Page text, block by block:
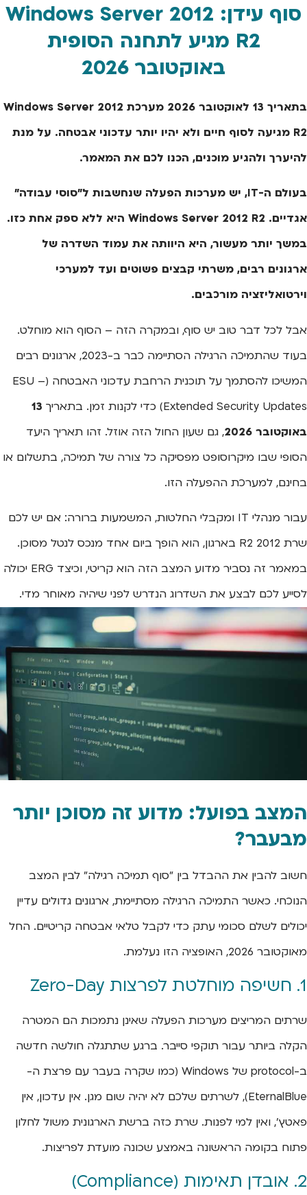
סוף עידן: Windows Server 2012
R2 מגיע לתחנה הסופית
באוקטובר 2026
בתאריך 13 לאוקטובר 2026 מערכת Windows Server 2012
R2 מגיעה לסוף חיים ולא יהיו יותר עדכוני אבטחה. על מנת
להיערך ולהגיע מוכנים, הכנו לכם את המאמר.
בעולם ה-IT, יש מערכות הפעלה שנחשבות ל"סוסי עבודה"
אגדיים. Windows Server 2012 R2 היא ללא ספק אחת כזו.
במשך יותר מעשור, היא היוותה את עמוד השדרה של
ארגונים רבים, משרתי קבצים פשוטים ועד למערכי
וירטואליזציה מורכבים.
אבל לכל דבר טוב יש סוף, ובמקרה הזה – הסוף הוא מוחלט.
בעוד שהתמיכה הרגילה הסתיימה כבר ב-2023, ארגונים רבים
המשיכו להסתמך על תוכנית הרחבת עדכוני האבטחה (ESU –
Extended Security Updates) כדי לקנות זמן. בתאריך
13
באוקטובר 2026
, גם שעון החול הזה אוזל. זהו תאריך היעד
הסופי שבו מיקרוסופט מפסיקה כל צורה של תמיכה, בתשלום או
בחינם, למערכת ההפעלה הזו.
עבור מנהלי IT ומקבלי החלטות, המשמעות ברורה: אם יש לכם
שרת 2012 R2 בארגון, הוא הופך ביום אחד מנכס לנטל מסוכן.
במאמר זה נסביר מדוע המצב הזה הוא קריטי, וכיצד ERG יכולה
לסייע לכם לבצע את השדרוג הנדרש לפני שיהיה מאוחר מדי.
המצב בפועל: מדוע זה מסוכן יותר
מבעבר?
חשוב להבין את ההבדל בין "סוף תמיכה רגילה" לבין המצב
הנוכחי. כאשר התמיכה הרגילה מסתיימת, ארגונים גדולים עדיין
יכולים לשלם סכומי עתק כדי לקבל טלאי אבטחה קריטיים. החל
מאוקטובר 2026, האופציה הזו נעלמת.
1. חשיפה מוחלטת לפרצות Zero-Day
שרתים המריצים מערכות הפעלה שאינן נתמכות הם המטרה
הקלה ביותר עבור תוקפי סייבר. ברגע שתתגלה חולשה חדשה
ב-protocol של Windows (כמו שקרה בעבר עם פרצת ה-
EternalBlue), לשרתים שלכם לא יהיה שום מגן. אין עדכון, אין
פאטץ', ואין למי לפנות. שרת כזה ברשת הארגונית משול לחלון
פתוח בקומה הראשונה באמצע שכונה מועדת לפריצות.
2. אובדן תאימות (Compliance)